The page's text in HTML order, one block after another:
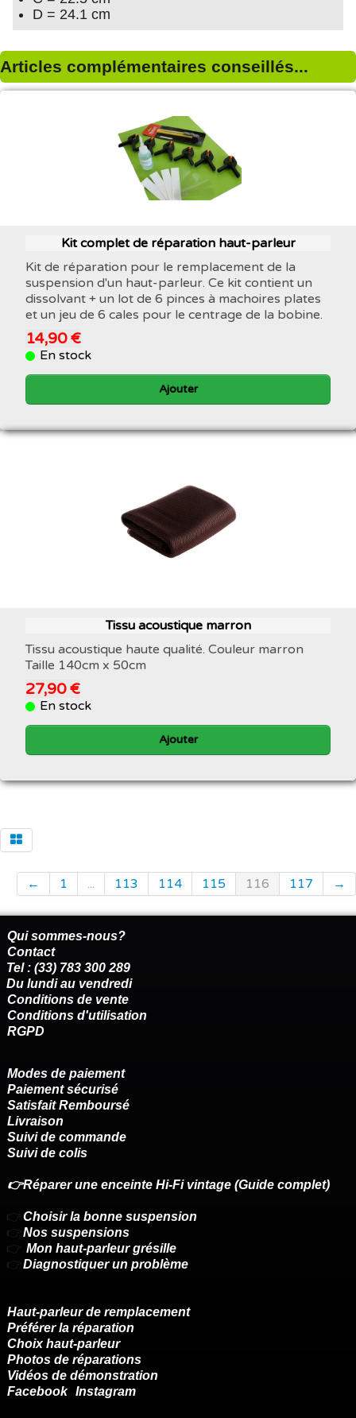
D = 24.1 cm
Articles complémentaires conseillés...
Kit complet de réparation haut-parleur
Kit de réparation pour le remplacement de la
suspension d'un haut-parleur. Ce kit contient un
dissolvant + un lot de 6 pinces à machoires plates
et un jeu de 6 cales pour le centrage de la bobine.
14,90 €
En stock
Ajouter
Tissu acoustique marron
Tissu acoustique haute qualité. Couleur marron
Taille 140cm x 50cm
27,90 €
En stock
Ajouter
← 1 ... 113 114 115 116 117 →
Qui sommes-nous?
Contact
Tel : (33) 783 300 289
Du lundi au vendredi
Conditions de vente
Conditions d'utilisation
RGPD
Modes de paiement
Paiement sécurisé
Satisfait Remboursé
Livraison
Suivi de commande
Suivi de colis
👉Réparer une enceinte Hi-Fi vintage (Guide complet)
👉 Choisir la bonne suspension
👉 Nos suspensions
👉 Mon haut-parleur grésille
👉 Diagnostiquer un problème
Haut-parleur de remplacement
Préférer la réparation
Choix haut-parleur
Photos de réparations
Vidéos de démonstration
Facebook Instagram